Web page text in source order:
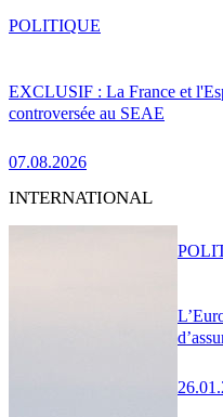
EXCLUSIF : La France et
controversée au SEAE
07.08.2026
POLITIQUE
INTERNATIONAL